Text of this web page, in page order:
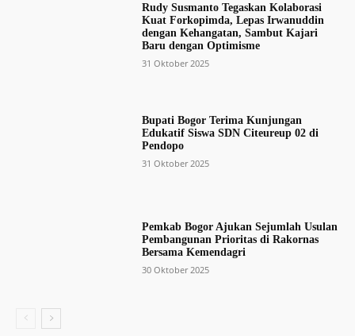
Rudy Susmanto Tegaskan Kolaborasi
Kuat Forkopimda, Lepas Irwanuddin
dengan Kehangatan, Sambut Kajari
Baru dengan Optimisme
31 Oktober 2025
Bupati Bogor Terima Kunjungan
Edukatif Siswa SDN Citeureup 02 di
Pendopo
31 Oktober 2025
Pemkab Bogor Ajukan Sejumlah Usulan
Pembangunan Prioritas di Rakornas
Bersama Kemendagri
30 Oktober 2025